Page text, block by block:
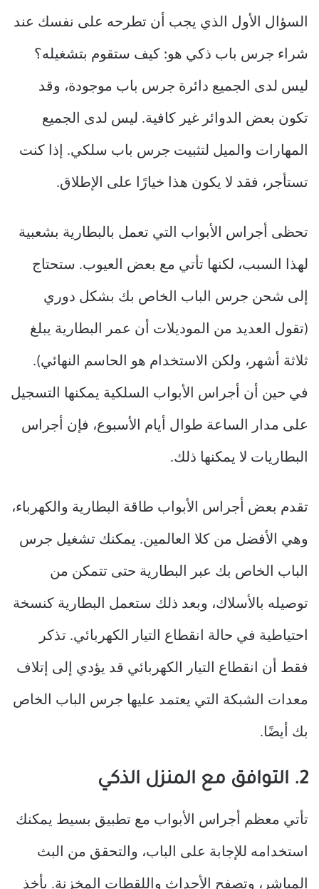
السؤال الأول الذي يجب أن تطرحه على نفسك عند
شراء جرس باب ذكي هو: كيف ستقوم بتشغيله؟
ليس لدى الجميع دائرة جرس باب موجودة، وقد
تكون بعض الدوائر غير كافية. ليس لدى الجميع
المهارات والميل لتثبيت جرس باب سلكي. إذا كنت
تستأجر، فقد لا يكون هذا خيارًا على الإطلاق.
تحظى أجراس الأبواب التي تعمل بالبطارية بشعبية
لهذا السبب، لكنها تأتي مع بعض العيوب. ستحتاج
إلى شحن جرس الباب الخاص بك بشكل دوري
(تقول العديد من الموديلات أن عمر البطارية يبلغ
ثلاثة أشهر، ولكن الاستخدام هو الحاسم النهائي).
في حين أن أجراس الأبواب السلكية يمكنها التسجيل
على مدار الساعة طوال أيام الأسبوع، فإن أجراس
البطاريات لا يمكنها ذلك.
تقدم بعض أجراس الأبواب طاقة البطارية والكهرباء،
وهي الأفضل من كلا العالمين. يمكنك تشغيل جرس
الباب الخاص بك عبر البطارية حتى تتمكن من
توصيله بالأسلاك، وبعد ذلك ستعمل البطارية كنسخة
احتياطية في حالة انقطاع التيار الكهربائي. تذكر
فقط أن انقطاع التيار الكهربائي قد يؤدي إلى إتلاف
معدات الشبكة التي يعتمد عليها جرس الباب الخاص
بك أيضًا.
2. التوافق مع المنزل الذكي
تأتي معظم أجراس الأبواب مع تطبيق بسيط يمكنك
استخدامه للإجابة على الباب، والتحقق من البث
المباشر، وتصفح الأحداث واللقطات المخزنة. يأخذ